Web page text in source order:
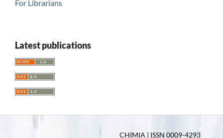
For Librarians
Latest publications
CHIMIA | ISSN 0009-4293